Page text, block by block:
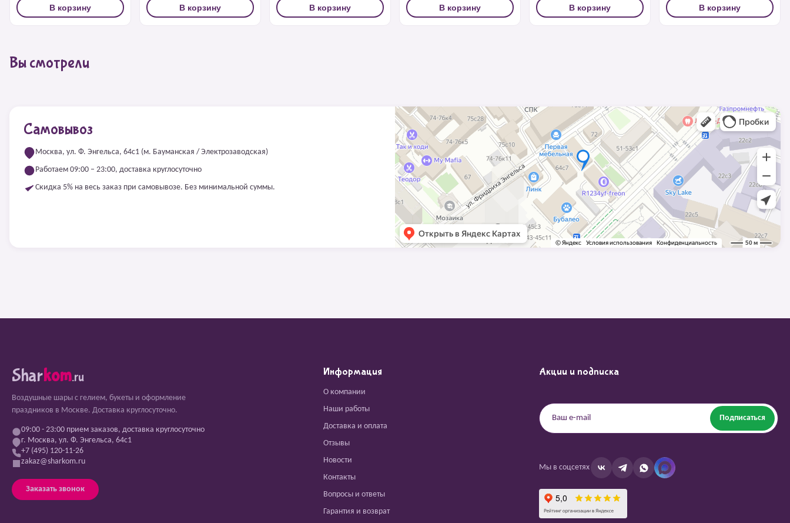
В корзину В корзину В корзину В корзину В корзину В корзину
Вы смотрели
Самовывоз
Москва, ул. Ф. Энгельса, 64с1 (м. Бауманская / Электрозаводская)
Работаем 09:00 – 23:00, доставка круглосуточно
Скидка 5% на весь заказ при самовывозе. Без минимальной суммы.
Sharkom.ru
Воздушные шары с гелием, букеты и оформление
праздников в Москве. Доставка круглосуточно.
09:00 - 23:00 прием заказов, доставка круглосуточно
г. Москва, ул. Ф. Энгельса, 64с1
+7 (495) 120-11-26
zakaz@sharkom.ru
Заказать звонок
Информация
О компании
Наши работы
Доставка и оплата
Отзывы
Новости
Контакты
Вопросы и ответы
Гарантия и возврат
Акции и подписка
Подписаться
Мы в соцсетях